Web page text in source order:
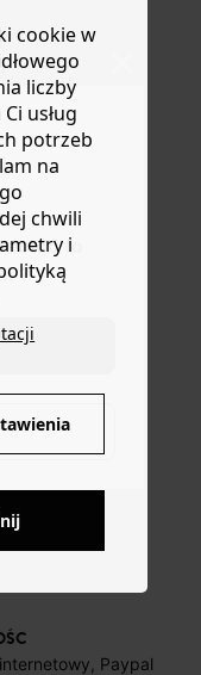
to
?
w
Paypal
cookie w
liczby
usług
potrzeb
na
chwili
i